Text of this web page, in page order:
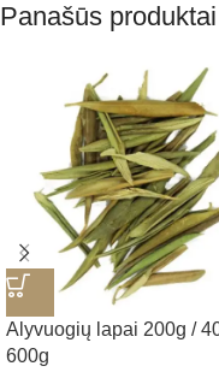
Panašūs produktai
Alyvuogių lapai 200g /
600g